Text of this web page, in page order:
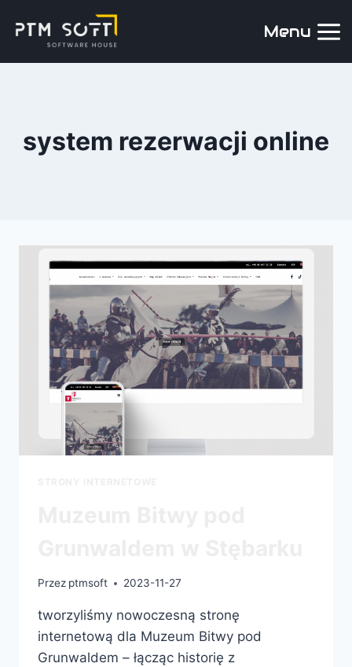
Menu
system rezerwacji online
Przez ptmsoft 2023-11-27
tworzyliśmy nowoczesną stronę
internetową dla Muzeum Bitwy pod
Grunwaldem – łącząc historię z